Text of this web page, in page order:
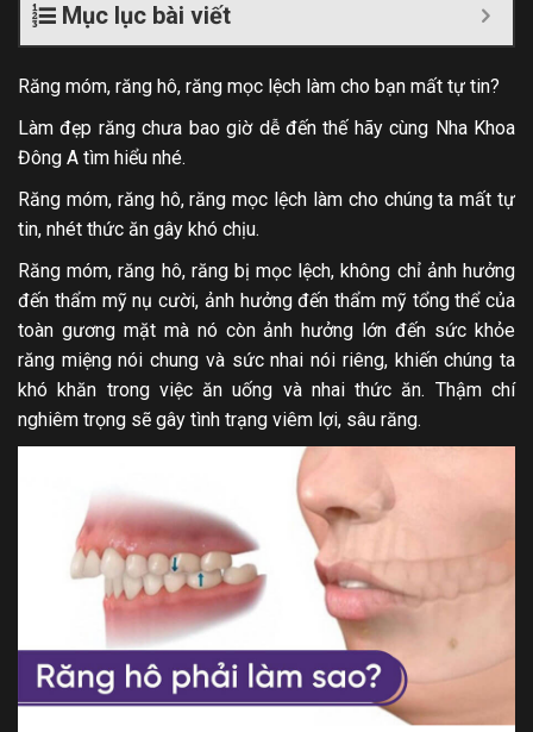
Mục lục bài viết
Răng móm, răng hô, răng mọc lệch làm cho bạn mất tự tin?
Làm đẹp răng chưa bao giờ dễ đến thế hãy cùng Nha Khoa
Đông A tìm hiểu nhé.
Răng móm, răng hô, răng mọc lệch làm cho chúng ta mất tự
tin, nhét thức ăn gây khó chịu.
Răng móm, răng hô, răng bị mọc lệch, không chỉ ảnh hưởng
đến thẩm mỹ nụ cười, ảnh hưởng đến thẩm mỹ tổng thể của
toàn gương mặt mà nó còn ảnh hưởng lớn đến sức khỏe
răng miệng nói chung và sức nhai nói riêng, khiến chúng ta
khó khăn trong việc ăn uống và nhai thức ăn. Thậm chí
nghiêm trọng sẽ gây tình trạng viêm lợi, sâu răng.